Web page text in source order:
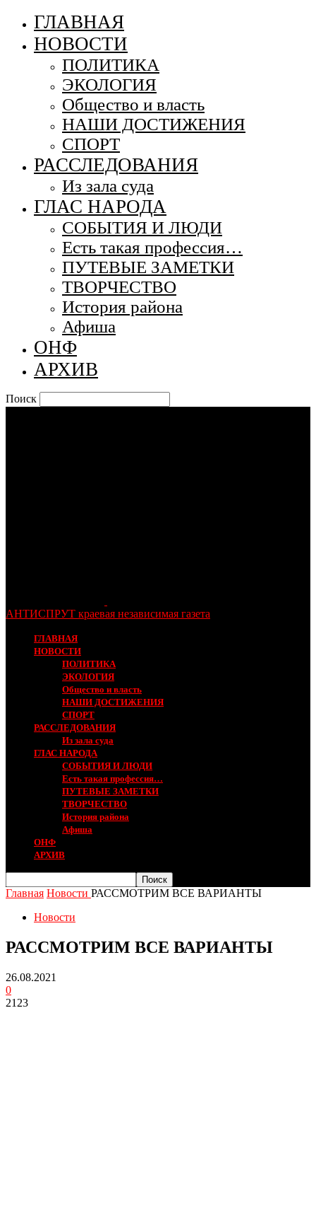
ГЛАВНАЯ
НОВОСТИ
ПОЛИТИКА
ЭКОЛОГИЯ
Общество и власть
НАШИ ДОСТИЖЕНИЯ
СПОРТ
РАССЛЕДОВАНИЯ
Из зала суда
ГЛАС НАРОДА
СОБЫТИЯ И ЛЮДИ
Есть такая профессия…
ПУТЕВЫЕ ЗАМЕТКИ
ТВОРЧЕСТВО
История района
Афиша
ОНФ
АРХИВ
Поиск
АНТИСПРУТ краевая независимая газета
ГЛАВНАЯ
НОВОСТИ
ПОЛИТИКА
ЭКОЛОГИЯ
Общество и власть
НАШИ ДОСТИЖЕНИЯ
СПОРТ
РАССЛЕДОВАНИЯ
Из зала суда
ГЛАС НАРОДА
СОБЫТИЯ И ЛЮДИ
Есть такая профессия…
ПУТЕВЫЕ ЗАМЕТКИ
ТВОРЧЕСТВО
История района
Афиша
ОНФ
АРХИВ
Главная Новости РАССМОТРИМ ВСЕ ВАРИАНТЫ
Новости
РАССМОТРИМ ВСЕ ВАРИАНТЫ
26.08.2021
0
2123